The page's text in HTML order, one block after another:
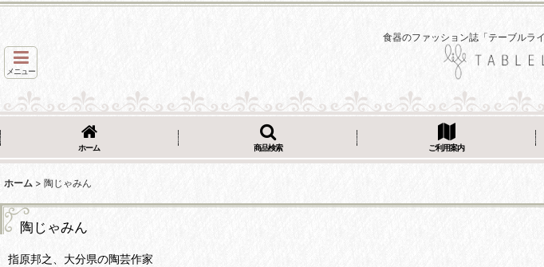
食器のファッション誌「テーブルラ
メニュー
ホーム 商品検索 ご利用案内
ホーム > 陶じゃみん
陶じゃみん
指原邦之、大分県の陶芸作家